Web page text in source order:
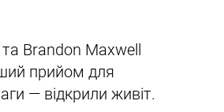
Brandon Maxwell
прийом для
— відкрили живіт.